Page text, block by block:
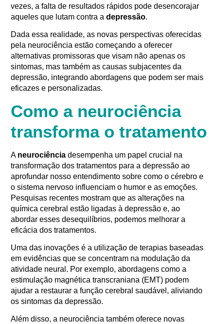
vezes, a falta de resultados rápidos pode desencorajar
aqueles que lutam contra adepressão.
Dada essa realidade, as novas perspectivas oferecidas
pela neurociência estão começando a oferecer
alternativas promissoras que visam não apenas os
sintomas, mas também as causas subjacentes da
depressão, integrando abordagens que podem ser mais
eficazes e personalizadas.
Como a neurociência
transforma o tratamento
A neurociência desempenha um papel crucial na
transformação dos tratamentos para a depressão ao
aprofundar nosso entendimento sobre como o cérebro e
o sistema nervoso influenciam o humor e as emoções.
Pesquisas recentes mostram que as alterações na
química cerebral estão ligadas à depressão e, ao
abordar esses desequilíbrios, podemos melhorar a
eficácia dos tratamentos.
Uma das inovações é a utilização de terapias baseadas
em evidências que se concentram na modulação da
atividade neural. Por exemplo, abordagens como a
estimulação magnética transcraniana (EMT) podem
ajudar a restaurar a função cerebral saudável, aliviando
os sintomas da depressão.
Além disso, a neurociência também oferece novas